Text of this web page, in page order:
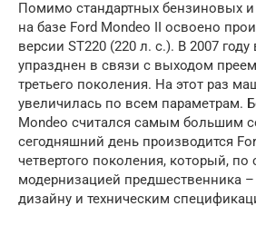
Помимо стандартных бензиновых
на базе Ford Mondeo II освоено
версии ST220 (220 л. с.). В 2007
упразднен в связи с выходом
третьего поколения. На этот раз
увеличилась по всем параметрам.
Mondeo считался самым большим
сегодняшний день производится
четвертого поколения, который, по
модернизацией предшественника
дизайну и техническим